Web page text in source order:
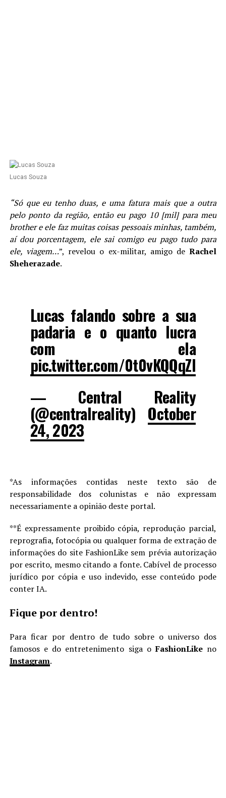
Lucas Souza
“Só que eu tenho duas, e uma fatura mais que a outra
pelo ponto da região, então eu pago 10 [mil] para meu
brother e ele faz muitas coisas pessoais minhas, também,
aí dou porcentagem, ele sai comigo eu pago tudo para
ele, viagem…”, revelou o ex-militar, amigo deRachel
Sheherazade.
Lucas falando sobre a sua
padaria e o quanto lucra
com ela
pic.twitter.com/0t0vKQQqZl
— Central Reality
(@centralreality) October
24, 2023
*As informações contidas neste texto são de
responsabilidade dos colunistas e não expressam
necessariamente a opinião deste portal.
**É expressamente proibido cópia, reprodução parcial,
reprografia, fotocópia ou qualquer forma de extração de
informações do site FashionLike sem prévia autorização
por escrito, mesmo citando a fonte. Cabível de processo
jurídico por cópia e uso indevido, esse conteúdo pode
conter IA.
Fique por dentro!
Para ficar por dentro de tudo sobre o universo dos
famosos e do entretenimento siga oFashionLike no
Instagram.